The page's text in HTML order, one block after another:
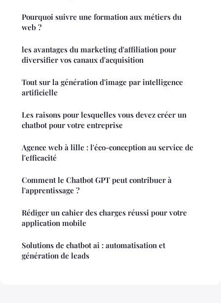
Pourquoi suivre une formation aux métiers du
web ?
les avantages du marketing d'affiliation pour
diversifier vos canaux d'acquisition
Tout sur la génération d'image par intelligence
artificielle
Les raisons pour lesquelles vous devez créer un
chatbot pour votre entreprise
Agence web à lille : l'éco-conception au service de
l'efficacité
Comment le Chatbot GPT peut contribuer à
l'apprentissage ?
Rédiger un cahier des charges réussi pour votre
application mobile
Solutions de chatbot ai : automatisation et
génération de leads